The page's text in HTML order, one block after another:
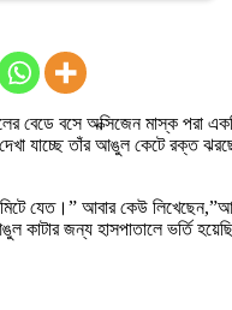
বেডে বসে অক্সিজেন মাস্ক
যাচ্ছে তাঁর আঙুল কেটে রক্ত
যেত।” আবার কেউ
কাটার জন্য হাসপাতালে ভর্তি